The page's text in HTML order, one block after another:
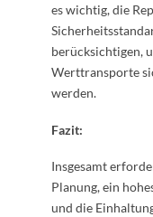
es wichtig, die
berücksichtigen,
Werttransporte
werden.
Fazit:
Insgesamt
Planung, ein
und die